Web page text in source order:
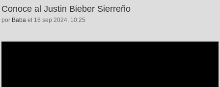
Conoce al Justin Bieber Sierreño
por Baba el 16 sep 2024, 10:25